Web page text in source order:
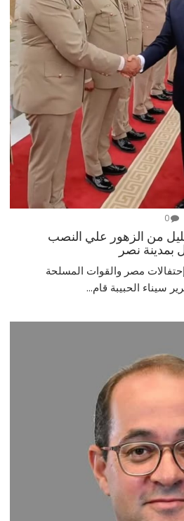
0
من الزهور علي النصب
بمدينة نصر
مصر والقوات المسلحة
سيناء الحبيبة قام...